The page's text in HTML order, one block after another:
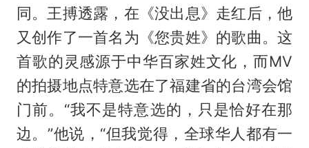
同。王搏透露，在《没出息》走红后，他
又创作了一首名为《您贵姓》的歌曲。这
首歌的灵感源于中华百家姓文化，而MV
的拍摄地点特意选在了福建省的台湾会馆
门前。“我不是特意选的，只是恰好在那
边。”他说，“但我觉得，全球华人都有一